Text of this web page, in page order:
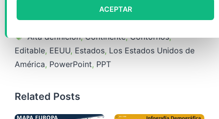
ACEPTAR
Categorías
Mapas
Etiquetas
Alta definición,Continente,Contornos,
Editable, EEUU, Estados, Los Estados Unidos de
América, PowerPoint, PPT
Related Posts